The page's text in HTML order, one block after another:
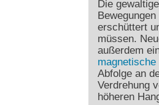
Die
erschüttert
müssen.
außerdem
Abfolge an
Verdrehung
höheren